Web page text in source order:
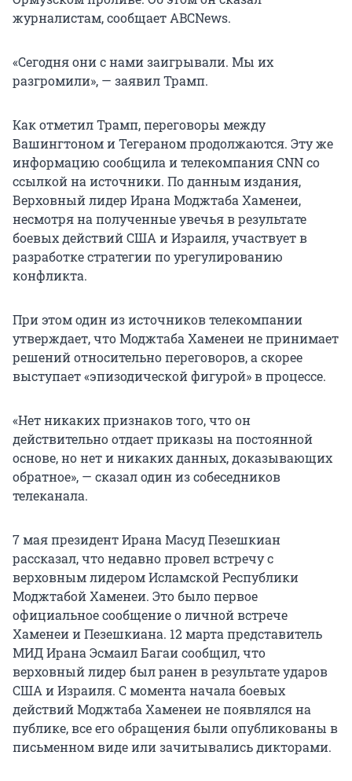
журналистам, сообщает ABCNews.
«Сегодня они с нами заигрывали. Мы их
разгромили», — заявил Трамп.
Как отметил Трамп, переговоры между
Вашингтоном и Тегераном продолжаются. Эту же
информацию сообщила и телекомпания CNN со
ссылкой на источники. По данным издания,
Верховный лидер Ирана Моджтаба Хаменеи,
несмотря на полученные увечья в результате
боевых действий США и Израиля, участвует в
разработке стратегии по урегулированию
конфликта.
При этом один из источников телекомпании
утверждает, что Моджтаба Хаменеи не принимает
решений относительно переговоров, а скорее
выступает «эпизодической фигурой» в процессе.
«Нет никаких признаков того, что он
действительно отдает приказы на постоянной
основе, но нет и никаких данных, доказывающих
обратное», — сказал один из собеседников
телеканала.
7 мая президент Ирана Масуд Пезешкиан
рассказал, что недавно провел встречу с
верховным лидером Исламской Республики
Моджтабой Хаменеи. Это было первое
официальное сообщение о личной встрече
Хаменеи и Пезешкиана. 12 марта представитель
МИД Ирана Эсмаил Багаи сообщил, что
верховный лидер был ранен в результате ударов
США и Израиля. С момента начала боевых
действий Моджтаба Хаменеи не появлялся на
публике, все его обращения были опубликованы в
письменном виде или зачитывались дикторами.